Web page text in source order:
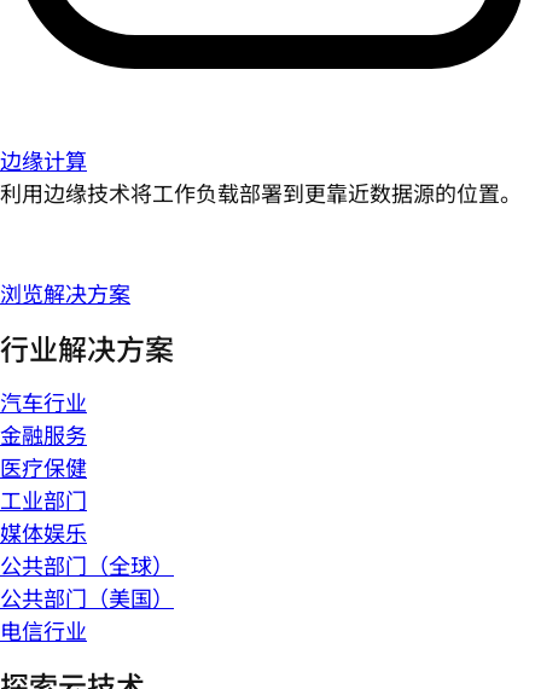
边缘计算
利用边缘技术将工作负载部署到更靠近数据源的位置。
浏览解决方案
行业解决方案
汽车行业
金融服务
医疗保健
工业部门
媒体娱乐
公共部门（全球）
公共部门（美国）
电信行业